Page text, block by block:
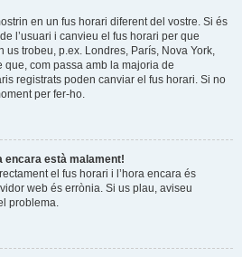
en un fus horari diferent del vostre. Si és
l’usuari i canvieu el fus horari per que
trobeu, p.ex. Londres, París, Nova York,
que, com passa amb la majoria de
registrats poden canviar el fus horari. Si no
per fer-ho.
encara està malament!
el fus horari i l’hora encara és
web és errònia. Si us plau, aviseu
problema.